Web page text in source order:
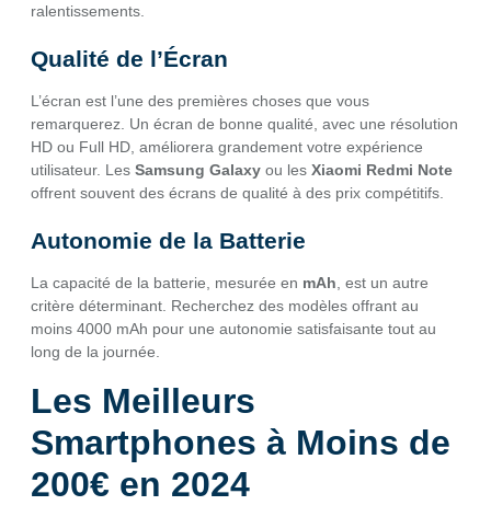
ralentissements.
Qualité de l’Écran
L’écran est l’une des premières choses que vous
remarquerez. Un écran de bonne qualité, avec une résolution
HD ou Full HD, améliorera grandement votre expérience
utilisateur. Les Samsung Galaxy ou les Xiaomi Redmi Note
offrent souvent des écrans de qualité à des prix compétitifs.
Autonomie de la Batterie
La capacité de la batterie, mesurée en mAh, est un autre
critère déterminant. Recherchez des modèles offrant au
moins 4000 mAh pour une autonomie satisfaisante tout au
long de la journée.
Les Meilleurs
Smartphones à Moins de
200€ en 2024